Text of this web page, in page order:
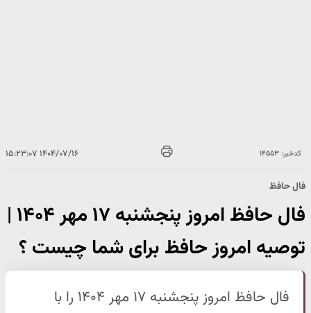
کدخبر: ۱۴۵۵۳ ۱۴۰۴/۰۷/۱۶ ۱۵:۲۳:۰۷
فال حافظ
فال حافظ امروز پنجشنبه ۱۷ مهر ۱۴۰۴ |
توصیه امروز حافظ برای شما چیست ؟
فال حافظ امروز پنجشنبه ۱۷ مهر ۱۴۰۴ را با